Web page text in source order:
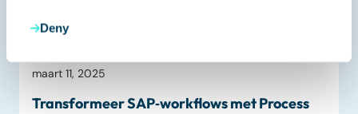
Deny
Datasheet
maart 11, 2025
Transformeer SAP‑workflows met Process